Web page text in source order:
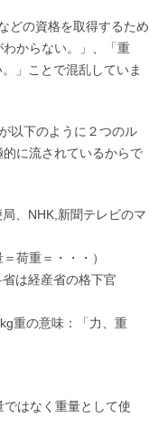
どの資格を取得するため
からない。」、「重
」ことで混乱していま
以下のように２つのル
に流されているからで
、NHK,新聞テレビのマ
重＝・・・）
は経産省の格下官
意味：「力、重
ではなく重量として使